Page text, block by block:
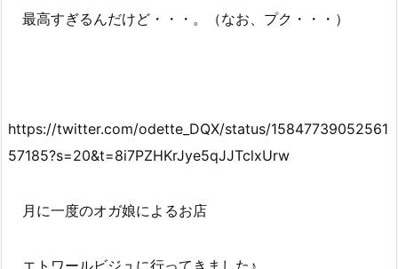
最高すぎるんだけど・・・。（なお、プク・・・）
https://twitter.com/odette_DQX/status/15847739052561
57185?s=20&t=8i7PZHKrJye5qJJTclxUrw
月に一度のオガ娘によるお店